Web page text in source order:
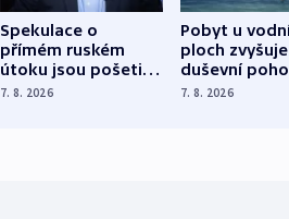
Spekulace o
přímém ruském
útoku jsou pošetilé,
míní estonský
7. 8. 2026
Pobyt u
ploch zvyšuje
duševní
ukázala
7. 8. 2026